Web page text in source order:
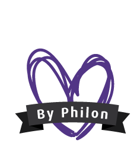
gekozen
worden
op
de
productpagina